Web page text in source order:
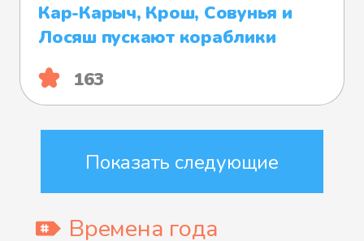
Кар-Карыч, Крош, Совунья и
Лосяш пускают кораблики
163
Показать следующие
Времена года